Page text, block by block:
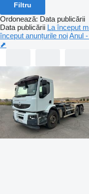
Filtru
Ordonează: Data publicării
Data publicării La început
început anunțurile noiAnul
⬈